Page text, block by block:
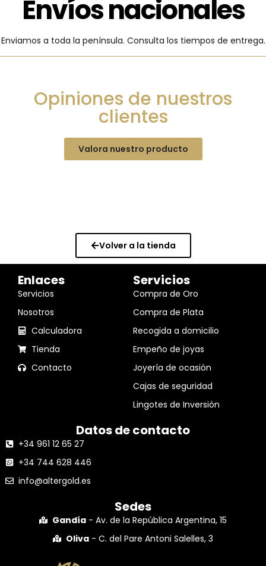
Envíos nacionales
Enviamos a toda la península. Consulta los tiempos de entrega.
Opiniones de nuestros
clientes
Valora nuestro producto
Volver a la tienda
Enlaces
Servicios
Nosotros
Calculadora
Tienda
Contacto
Servicios
Compra de Oro
Compra de Plata
Recogida a domicilio
Empeño de joyas
Joyería de ocasión
Cajas de seguridad
Lingotes de Inversión
Datos de contacto
+34 961 12 65 27
+34 744 628 446
info@altergold.es
Sedes
Gandía - Av. de la República Argentina, 15
Oliva - C. del Pare Antoni Salelles, 3